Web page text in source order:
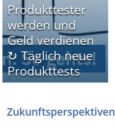
Produkttester
werden und
Geld verdienen
↻ Täglich neue
Produkttests
Zukunftsperspektiven